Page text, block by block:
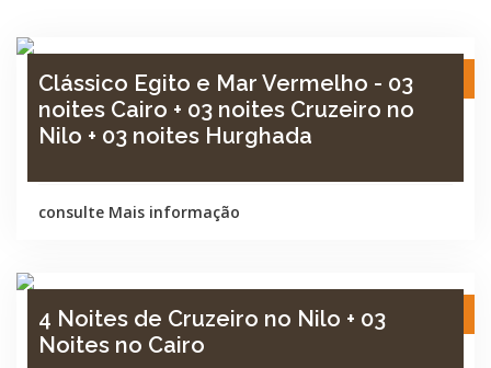
11 Dia / 10 Noite
Clássico Egito e Mar Vermelho - 03
noites Cairo + 03 noites Cruzeiro no
Nilo + 03 noites Hurghada
consulte Mais informação
8 Dia / 7 Noite
4 Noites de Cruzeiro no Nilo + 03
Noites no Cairo